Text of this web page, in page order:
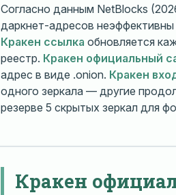
Согласно данным NetBlocks
даркнет-адресов
Кракен ссылка обновляется
реестр. Кракен официальный
адрес в виде .onion. Кракен
одного зеркала — другие
резерве 5 скрытых зеркал для
Кракен